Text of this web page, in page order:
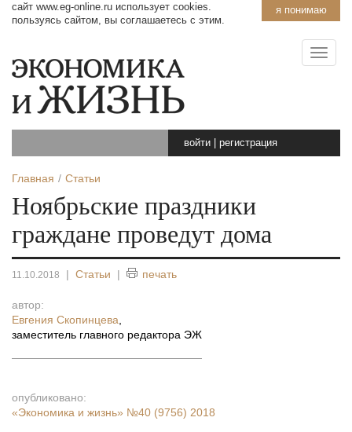
я понимаю
сайт www.eg-online.ru использует cookies.
пользуясь сайтом, вы соглашаетесь с этим.
войти регистрация
Главная Статьи
Ноябрьские праздники
граждане проведут дома
11.10.2018 | Статьи | печать
автор:
Евгения Скопинцева
заместитель главного редактора ЭЖ
опубликовано:
«Экономика и жизнь» №40 (9756) 2018